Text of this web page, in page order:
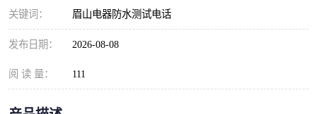
关键词： 眉山电器防水测试电话
发布日期： 2026-08-08
阅 读 量： 111